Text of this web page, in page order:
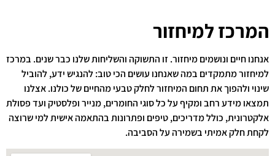
המרכז למיחזור
אנחנו חיים ונושמים מיחזור. זו התשוקה והשליחות שלנו כבר שנים. במרכז
למיחזור מתמקדים במה שאנחנו עושים הכי טוב: להנגיש ידע, להוביל
שינוי ולהפוך את תחום המיחזור לחלק טבעי מהחיים של כולנו. אצלנו
תמצאו מידע רחב ומקיף על כל סוגי החומרים, מנייר ופלסטיק ועד פסולת
אלקטרונית, כולל מדריכים, טיפים ופתרונות בהתאמה אישית למי שרוצה
לקחת חלק אמיתי בשמירה על הסביבה.